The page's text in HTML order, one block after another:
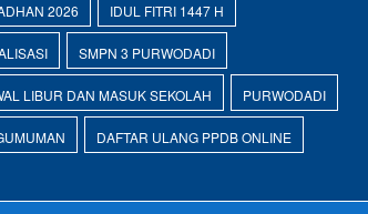
2026 IDUL FITRI 1447 H
SMPN 3 PURWODADI
LIBUR DAN MASUK SEKOLAH PURWODADI
DAFTAR ULANG PPDB ONLINE